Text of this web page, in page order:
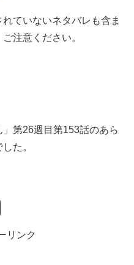
ていないネタバレも含ま
注意ください。
第26週目第153話のあら
た。
リンク